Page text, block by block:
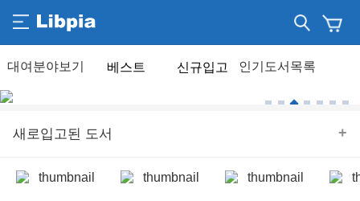
베스트 신규입고
새로입고된 도서 +